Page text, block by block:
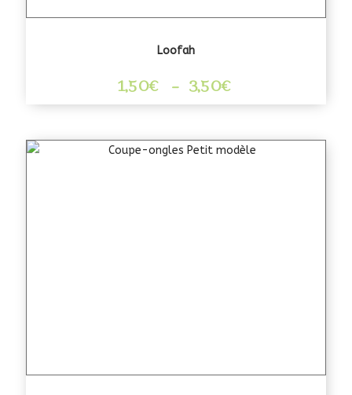
Loofah
1,50€ – 3,50€
de
1,50€